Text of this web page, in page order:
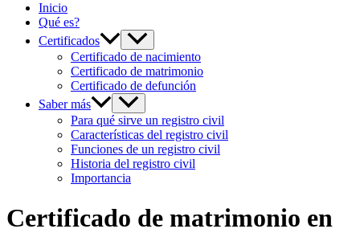
Inicio
Qué es?
Certificados
Certificado de nacimiento
Certificado de matrimonio
Certificado de defunción
Saber más
Para qué sirve un registro civil
Características del registro civil
Funciones de un registro civil
Historia del registro civil
Importancia
Certificado de matrimonio en